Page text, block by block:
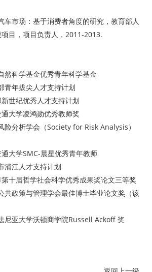
市场：基于消费者角度的研究，教育部人
目，项目负责人，2011-2013.
学基金优秀青年科学基金
拔尖人才支持计划
秀人才支持计划
鸿勋优秀教师奖
析学会（Society for Risk Analysis）
晨星优秀青年教师
人才支持计划
学社会科学优秀成果奖论文三等奖
策与管理学会最佳博士毕业论文奖（该
大学沃顿商学院Russell Ackoff 奖